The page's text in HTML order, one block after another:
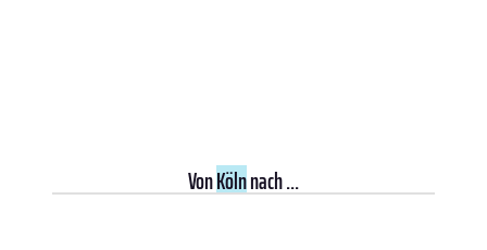
VonKölnnach ...